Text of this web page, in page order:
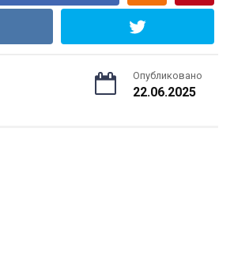
Опубликовано
22.06.2025